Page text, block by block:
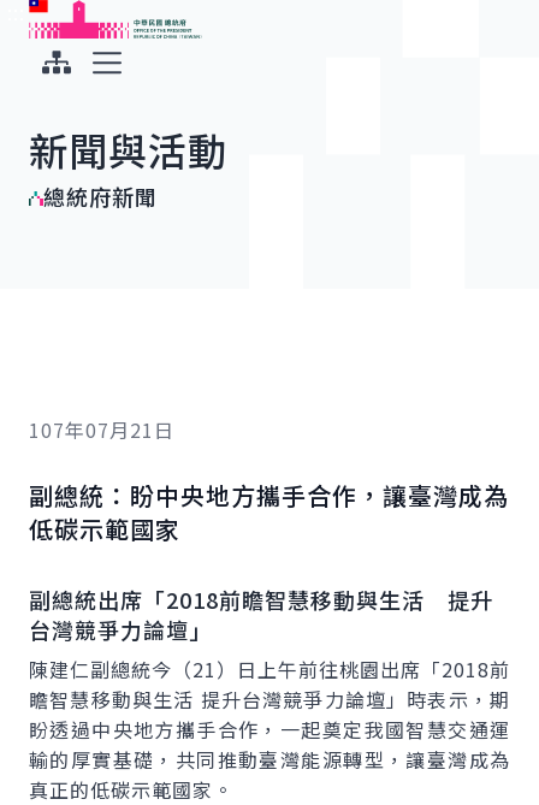
跳到主要內容
中華民國總統府
新聞與活動
總統府新聞
107年07月21日
副總統：盼中央地方攜手合作，讓臺灣成為
低碳示範國家
副總統出席「2018前瞻智慧移動與生活 提升
台灣競爭力論壇」
陳建仁副總統今（21）日上午前往桃園出席「2018前
瞻智慧移動與生活 提升台灣競爭力論壇」時表示，期
盼透過中央地方攜手合作，一起奠定我國智慧交通運
輸的厚實基礎，共同推動臺灣能源轉型，讓臺灣成為
真正的低碳示範國家。